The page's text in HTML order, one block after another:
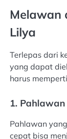
Melawan
Lilya
Terlepas dari
yang dapat
harus
1.
Pahlawan
cepat bisa